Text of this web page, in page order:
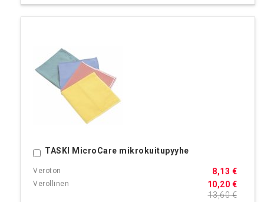
TASKI MicroCare mikrokuitupyyhe
10,20 €
8,13 €
13,60 €
Ostoskoriin